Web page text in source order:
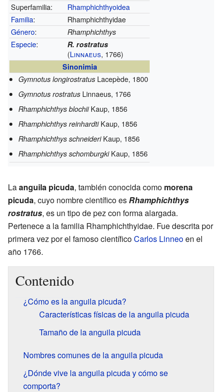
Superfamilia:
Rhamphichthyoidea
Familia:
Rhamphichthyidae
Género: Rhamphichthys
Especie: R. rostratus
(Linnaeus, 1766)
Sinonimia
Gymnotus longirostratusLacepède, 1800
Gymnotus rostratusLinnaeus, 1766
Rhamphichthys blochiiKaup, 1856
Rhamphichthys reinhardtiKaup, 1856
Rhamphichthys schneideriKaup, 1856
Rhamphichthys schomburgkiKaup, 1856
Laanguila picuda, también conocida como morena
picuda, cuyo nombre científico esRhamphichthys
rostratus, es un tipo de pez con forma alargada.
Pertenece a la familia Rhamphichthyidae. Fue descrita por
primera vez por el famoso científicoCarlos Linneoen el
año 1766.
Contenido
¿Cómo es la anguila picuda?
Características físicas de la anguila picuda
Tamaño de la anguila picuda
Nombres comunes de la anguila picuda
¿Dónde vive la anguila picuda y cómo se
comporta?